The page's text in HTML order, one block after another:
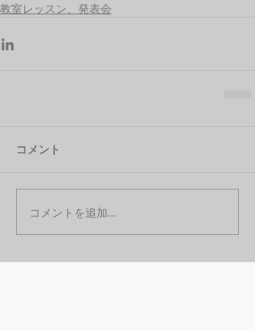
教室レッスン、発表会
コメント
コメントを追加…